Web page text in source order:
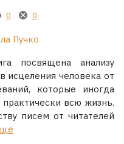
0 0
Пучко
посвящена анализу
исцеления человека от
которые иногда
всю жизнь.
писем от читателей